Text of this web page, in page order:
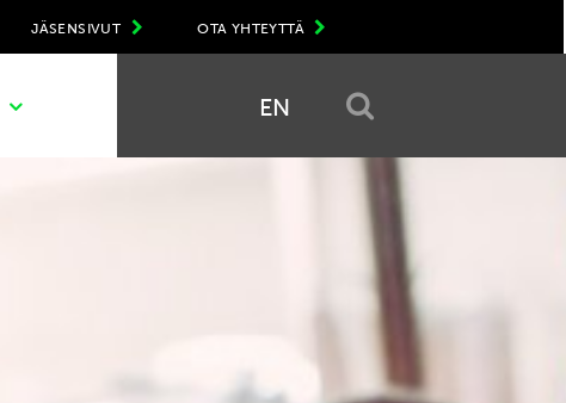
OTA YHTEYTTÄ
JÄSENSIVUT
EN